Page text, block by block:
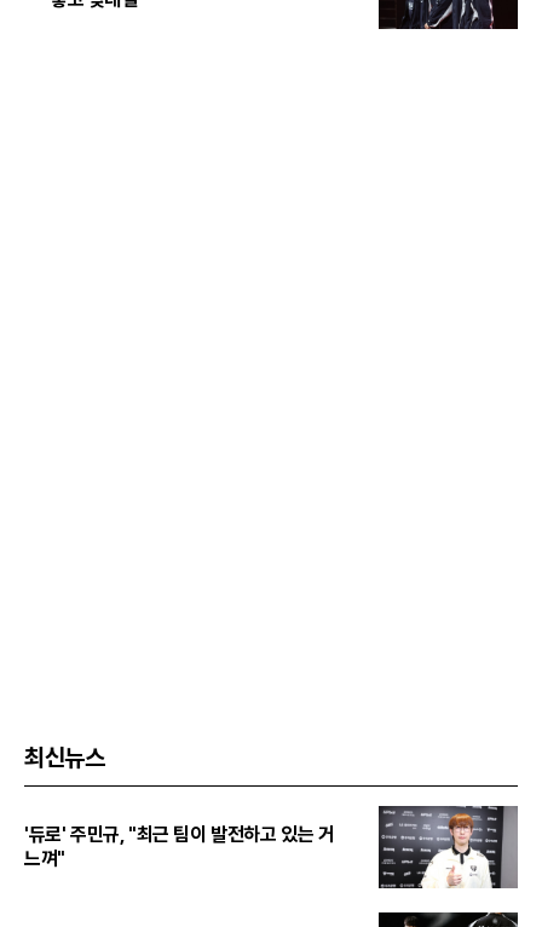
최신뉴스
'듀로' 주민규, "최근 팀이 발전하고 있는 거
느껴"